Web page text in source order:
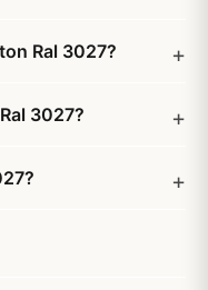
Ral 3027?
3027?